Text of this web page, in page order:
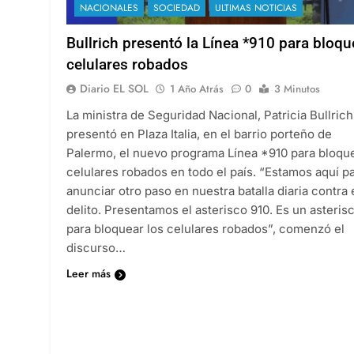
NACIONALES SOCIEDAD ULTIMAS NOTICIAS
Bullrich presentó la Línea *910 para
celulares robados
Diario EL SOL 1 Año Atrás 0
3 Minutos
La ministra de Seguridad Nacional, Patricia
presentó en Plaza Italia, en el barrio porteño de
Palermo, el nuevo programa Línea *910 para
celulares robados en todo el país. “Estamos aquí
anunciar otro paso en nuestra batalla diaria contra
delito. Presentamos el asterisco 910. Es un
para bloquear los celulares robados”, comenzó el
discurso…
Leer más